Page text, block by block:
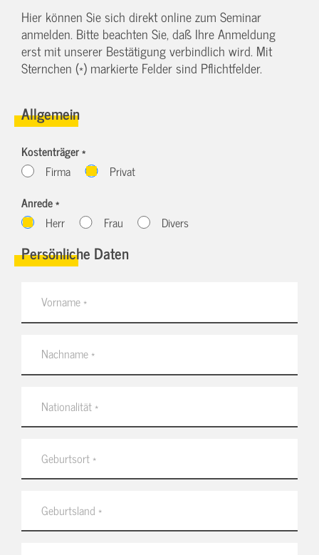
Hier können Sie sich direkt online zum Seminar
anmelden. Bitte beachten Sie, daß Ihre Anmeldung
erst mit unserer Bestätigung verbindlich wird. Mit
Sternchen (*) markierte Felder sind Pflichtfelder.
Allgemein
Kostenträger *
Firma
Privat
Anrede *
Herr
Frau Divers
Persönliche Daten